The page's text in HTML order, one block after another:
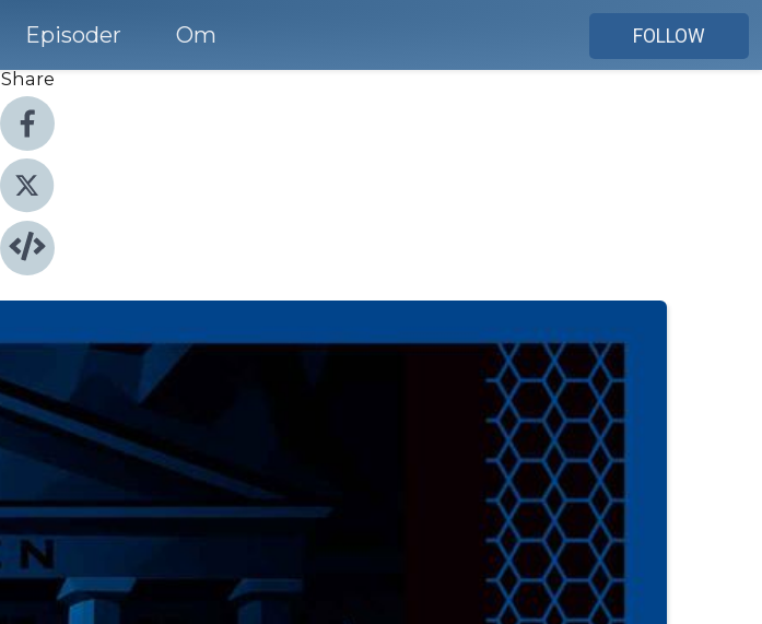
Episoder Om
FOLLOW
Share